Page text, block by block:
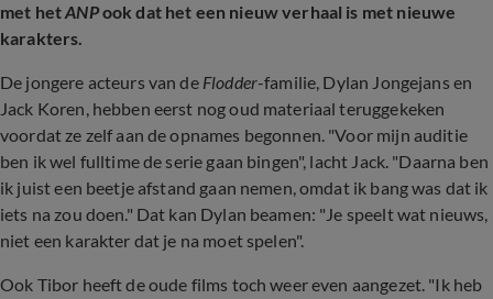
met hetANPook dat het een nieuw verhaal is met nieuwe
karakters.
De jongere acteurs van de Flodder-familie, Dylan Jongejans en
Jack Koren, hebben eerst nog oud materiaal teruggekeken
voordat ze zelf aan de opnames begonnen. "Voor mijn auditie
ben ik wel fulltime de serie gaan bingen", lacht Jack. "Daarna ben
ik juist een beetje afstand gaan nemen, omdat ik bang was dat ik
iets na zou doen." Dat kan Dylan beamen: "Je speelt wat nieuws,
niet een karakter dat je na moet spelen".
Ook Tibor heeft de oude films toch weer even aangezet. "Ik heb